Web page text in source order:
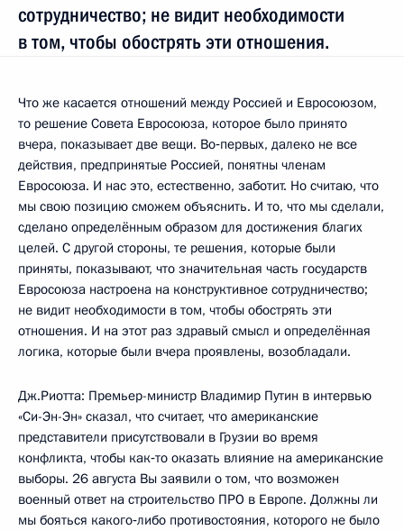
сотрудничество; не видит необходимости
в том, чтобы обострять эти отношения.
Что же касается отношений между Россией и Евросоюзом,
то решение Совета Евросоюза, которое было принято
вчера, показывает две вещи. Во‑первых, далеко не все
действия, предпринятые Россией, понятны членам
Евросоюза. И нас это, естественно, заботит. Но считаю, что
мы свою позицию сможем объяснить. И то, что мы сделали,
сделано определённым образом для достижения благих
целей. С другой стороны, те решения, которые были
приняты, показывают, что значительная часть государств
Евросоюза настроена на конструктивное сотрудничество;
не видит необходимости в том, чтобы обострять эти
отношения. И на этот раз здравый смысл и определённая
логика, которые были вчера проявлены, возобладали.
Дж.Риотта: Премьер-министр Владимир Путин в интервью
«Си-Эн-Эн» сказал, что считает, что американские
представители присутствовали в Грузии во время
конфликта, чтобы как‑то оказать влияние на американские
выборы. 26 августа Вы заявили о том, что возможен
военный ответ на строительство ПРО в Европе. Должны ли
мы бояться какого‑либо противостояния, которого не было